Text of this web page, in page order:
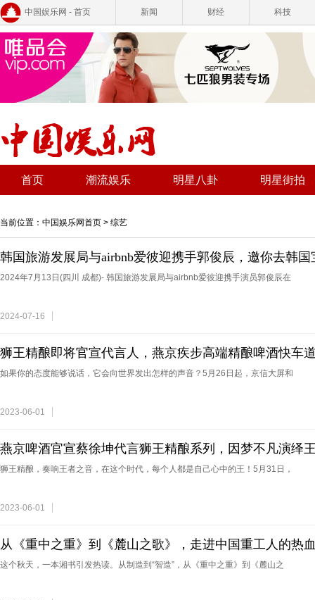
中国娱乐网 - 首页 新闻 财经 科技
首页 潮流娱乐 明星八卦 明星街拍
当前位置： 中国娱乐网首页 > 综艺
韩国旅游发展局与airbnb爱彼迎携手郭俊辰，邀你去韩
2024年7月13日(四川 成都)- 韩国旅游发展局与airbnb爱彼迎携手演员郭俊辰在
2024-07-16
狮王精酿即将官宣代言人，燕京疾步高端精酿啤酒快车
如果你的态度能够说话，它会向世界发出怎样的声音？5月26日起，京信大屏和
2023-06-01
燕京啤酒官宣蔡徐坤代言狮王精酿系列，因梦不凡演绎
狮王精酿，奏响王者之音，在这个时代，每个人都是自己心中的王！5月31日，
2023-06-01
从《重中之重》到《麓山之歌》，走进中国重工人的热
这个秋天，一本湘书引发热读。从制造到“智造”，从《重中之重》到《麓山之